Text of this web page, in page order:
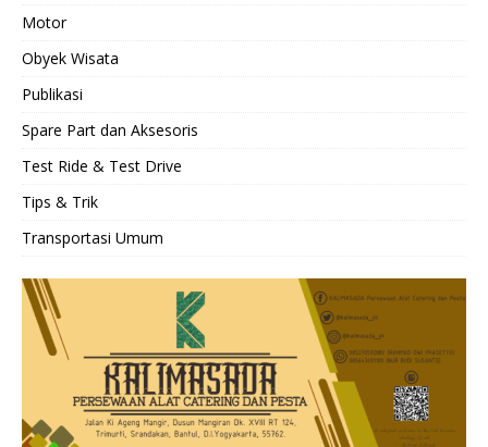
Motor
Obyek Wisata
Publikasi
Spare Part dan Aksesoris
Test Ride & Test Drive
Tips & Trik
Transportasi Umum